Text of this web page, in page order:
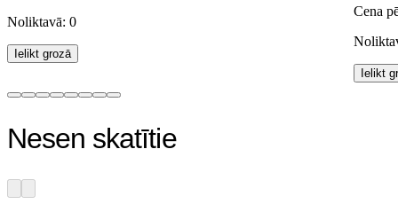
Noliktavā: 0
Ielikt grozā
Cena
Ielikt
Nesen skatītie